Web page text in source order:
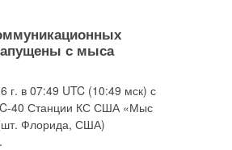
с мыса
г. в 07:49 UTC (10:49 мск) с
40 Станции КС США «Мыс
Флорида, США)